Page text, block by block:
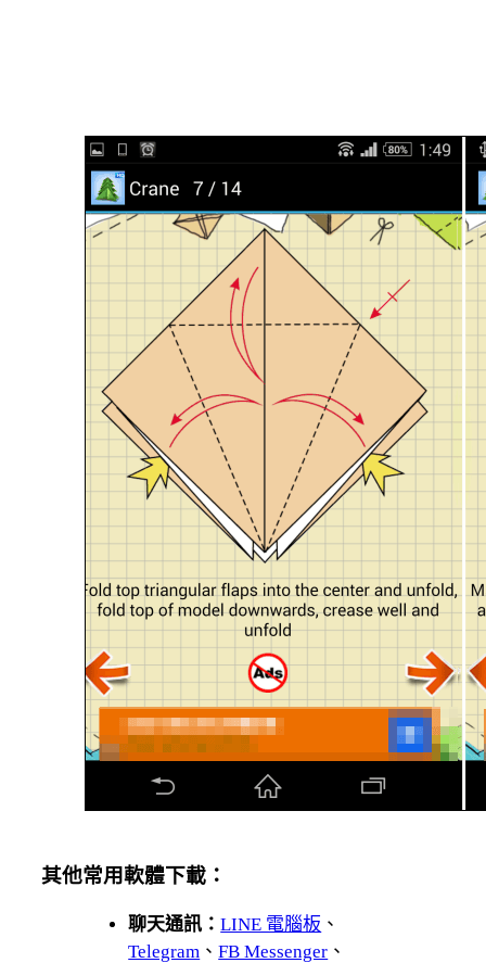
其他常用軟體下載：
聊天通訊：LINE 電腦板 、
Telegram 、FB Messenger 、